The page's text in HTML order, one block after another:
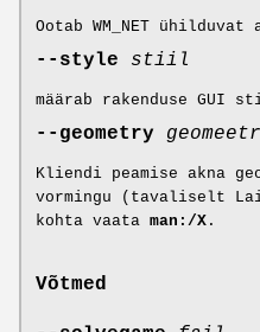
Ootab WM_NET
--style stiil
määrab rakenduse GUI
--geometry
Kliendi peamise akna
vormingu (tavaliselt
kohta vaata man:/X .
Võtmed